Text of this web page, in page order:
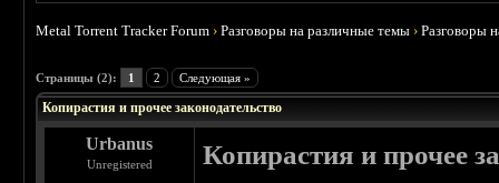
Metal Torrent Tracker Forum ›Разговоры на различные темы ›Разговоры
Страницы (2): 1 2 Следующая »
Копирастия и прочее законодательство
Urbanus
Unregistered Копирастия и прочее